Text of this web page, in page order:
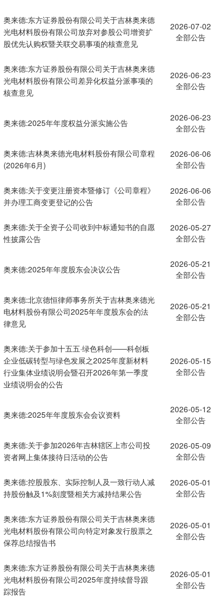
奥来德:东方证券股份有限公司关于吉林奥来德
光电材料股份有限公司放弃对参股公司增资扩
股优先认购权暨关联交易事项的核查意见
2026-07-02
全部公告
奥来德:东方证券股份有限公司关于吉林奥来德
光电材料股份有限公司差异化权益分派事项的
核查意见
2026-06-23
全部公告
奥来德:2025年年度权益分派实施公告
2026-06-23
全部公告
奥来德:吉林奥来德光电材料股份有限公司章程
(2026年6月)
2026-06-06
全部公告
奥来德:关于变更注册资本暨修订《公司章程》
并办理工商变更登记的公告
2026-06-06
全部公告
奥来德:关于全资子公司收到中标通知书的自愿
性披露公告
2026-05-27
全部公告
奥来德:2025年年度股东会决议公告
2026-05-21
全部公告
奥来德:北京德恒律师事务所关于吉林奥来德光
电材料股份有限公司2025年年度股东会的法
律意见
2026-05-21
全部公告
奥来德:关于参加十五五·绿色科创——科创板
企业低碳转型与绿色发展之2025年度新材料
行业集体业绩说明会暨召开2026年第一季度
业绩说明会的公告
2026-05-15
全部公告
奥来德:2025年年度股东会会议资料
2026-05-12
全部公告
奥来德:关于参加2026年吉林辖区上市公司投
资者网上集体接待日活动的公告
2026-05-09
全部公告
奥来德:控股股东、实际控制人及一致行动人减
持股份触及1%刻度暨相关方减持结果公告
2026-05-01
全部公告
奥来德:东方证券股份有限公司关于吉林奥来德
光电材料股份有限公司向特定对象发行股票之
保荐总结报告书
2026-05-01
全部公告
奥来德:东方证券股份有限公司关于吉林奥来德
光电材料股份有限公司2025年度持续督导跟
踪报告
2026-05-01
全部公告